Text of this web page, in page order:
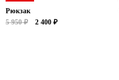
Рюкзак
5 950 ₽
2 400 ₽